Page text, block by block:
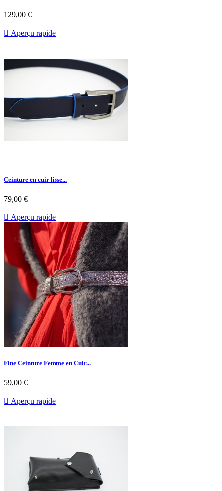
129,00 €
 Aperçu rapide
Ceinture en cuir lisse...
79,00 €
 Aperçu rapide
Fine Ceinture Femme en Cuir...
59,00 €
 Aperçu rapide